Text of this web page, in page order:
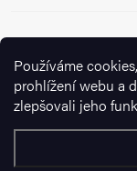
Používáme
prohlížení webu a
zlepšovali jeho